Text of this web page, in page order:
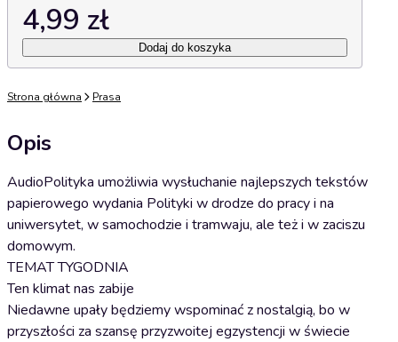
4,99 zł
Dodaj do koszyka
Strona główna Prasa
Opis
AudioPolityka umożliwia wysłuchanie najlepszych tekstów
papierowego wydania Polityki w drodze do pracy i na
uniwersytet, w samochodzie i tramwaju, ale też i w zaciszu
domowym.
TEMAT TYGODNIA
Ten klimat nas zabije
Niedawne upały będziemy wspominać z nostalgią, bo w
przyszłości za szansę przyzwoitej egzystencji w świecie